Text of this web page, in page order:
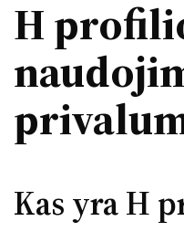
H
Kas yra H